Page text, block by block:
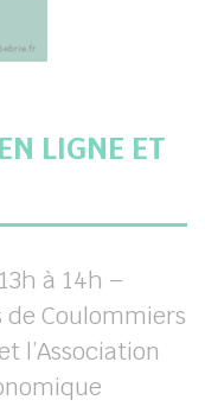
LIGNE ET
à 14h –
Coulommiers
l’Association